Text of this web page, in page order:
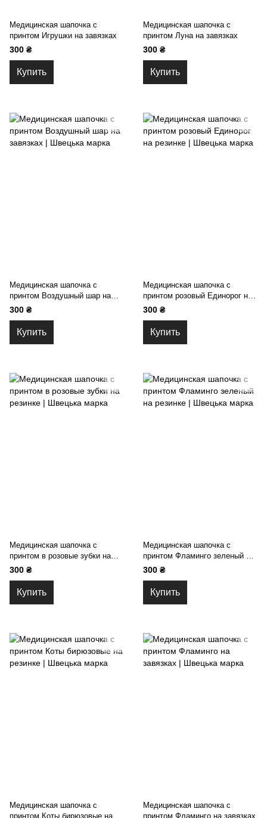
Медицинская шапочка с
принтом Игрушки на завязках
300 ₴
Купить
Медицинская шапочка с
принтом Луна на завязках
300 ₴
Купить
Медицинская шапочка с
принтом Воздушный шар на
завязках
300 ₴
Купить
Медицинская шапочка с
принтом розовый Единорог на
резинке
300 ₴
Купить
Медицинская шапочка с
принтом в розовые зубки на
резинке
300 ₴
Купить
Медицинская шапочка с
принтом Фламинго зеленый на
резинке
300 ₴
Купить
Медицинская шапочка с
принтом Коты бирюзовые на
Медицинская шапочка с
принтом Фламинго на завязках